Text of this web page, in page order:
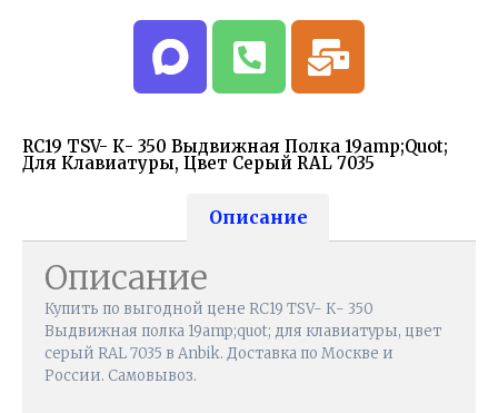
RC19 TSV- К- 350 Выдвижная Полка 19amp;quot;
Для Клавиатуры, Цвет Серый RAL 7035
Описание
Описание
Купить по выгодной цене RC19 TSV- К- 350
Выдвижная полка 19amp;quot; для клавиатуры, цвет
серый RAL 7035 в Anbik. Доставка по Москве и
России. Самовывоз.